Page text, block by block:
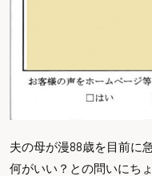
夫の母が漫88歳を目前に
何がいい？との問いにち